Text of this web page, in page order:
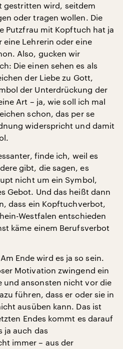
gestritten wird, seitdem
oder tragen wollen. Die
Putzfrau mit Kopftuch hat ja
Lehrerin oder eine
Also, gucken wir
Die einen sehen es als
der Liebe zu Gott,
der Unterdrückung der
Art – ja, wie soll ich mal
schon, das per se
widerspricht und damit
finde ich, weil es
gibt, die sagen, es
nicht um ein Symbol,
Gebot. Und das heißt dann
dass ein Kopftuchverbot,
Westfalen entschieden
käme einem Berufsverbot
Am Ende wird es ja so sein.
Motivation zwingend ein
ansonsten nicht vor die
führen, dass er oder sie in
ausüben kann. Das ist
Endes kommt es darauf
ja auch das
immer – aus der